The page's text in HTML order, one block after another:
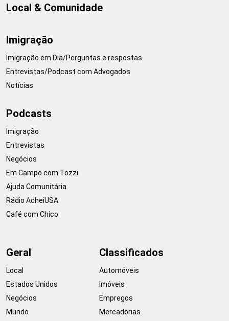
Local & Comunidade
Imigração
Imigração em Dia/Perguntas e respostas
Entrevistas/Podcast com Advogados
Notícias
Podcasts
Imigração
Entrevistas
Negócios
Em Campo com Tozzi
Ajuda Comunitária
Rádio AcheiUSA
Café com Chico
Geral
Local
Estados Unidos
Negócios
Mundo
Classificados
Automóveis
Imóveis
Empregos
Mercadorias